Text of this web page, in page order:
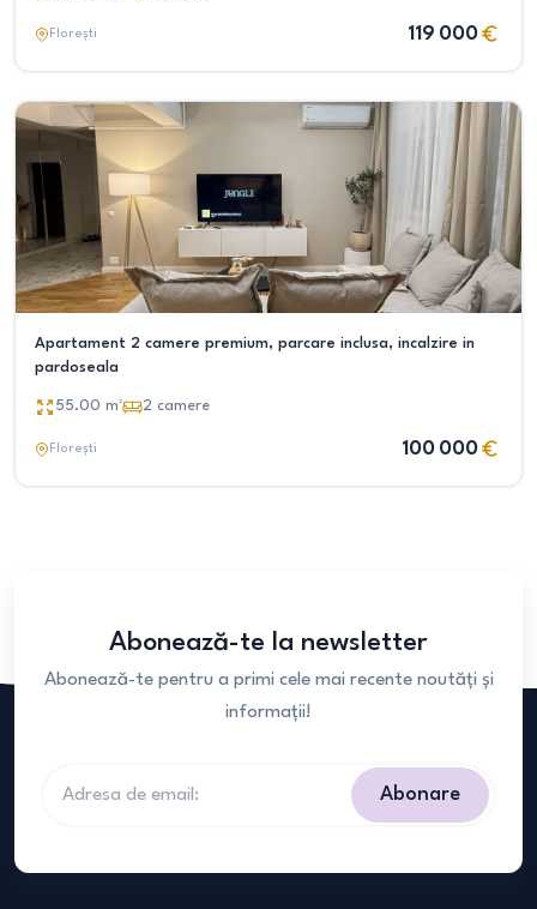
Florești 119 000
Apartament 2 camere premium, parcare inclusa, incalzire in
pardoseala
55.00 m² 2 camere
Florești 100 000
Abonează-te la newsletter
Abonează-te pentru a primi cele mai recente noutăți și
informații!
Abonare